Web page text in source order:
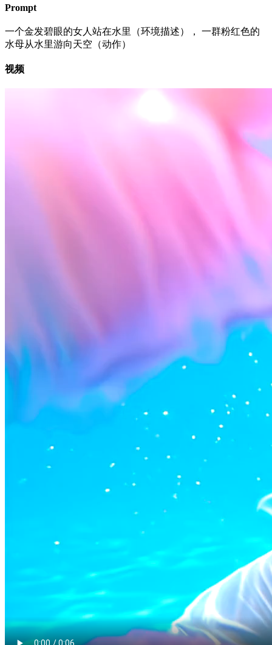
Prompt
一个金发碧眼的女人站在水里（环境描述）， 一群粉红色的
水母从水里游向天空（动作）
视频